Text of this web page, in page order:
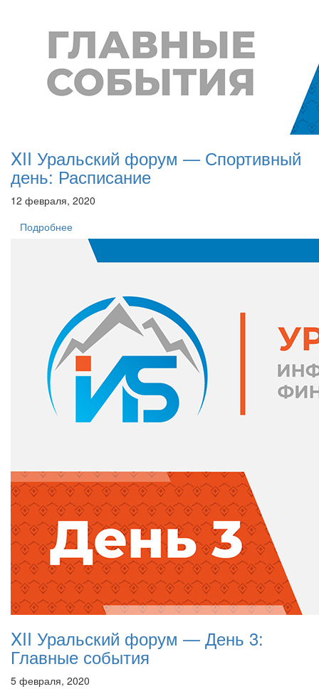
XII Уральский форум — Спортивный
день: Расписание
12 февраля, 2020
Подробнее
XII Уральский форум — День 3:
Главные события
5 февраля, 2020